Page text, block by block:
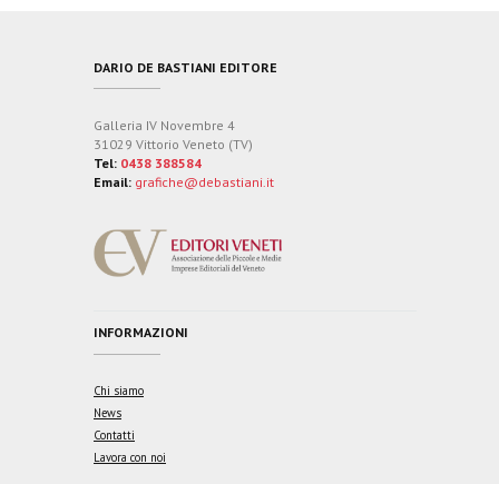
DARIO DE BASTIANI EDITORE
Galleria IV Novembre 4
31029 Vittorio Veneto (TV)
Tel: 0438 388584
Email: grafiche@debastiani.it
INFORMAZIONI
Chi siamo
News
Contatti
Lavora con noi